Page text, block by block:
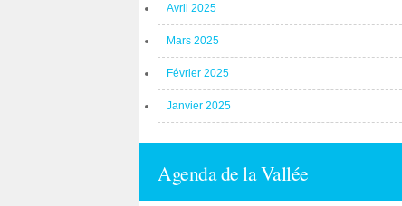
Avril 2025
Mars 2025
Février 2025
Janvier 2025
Agenda de la Vallée